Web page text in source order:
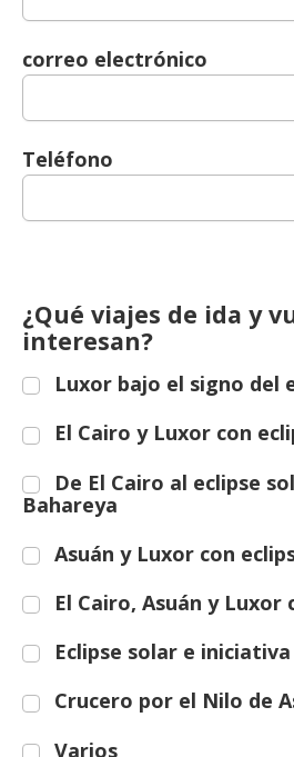
correo electrónico
Teléfono
¿Qué viajes de ida y
interesan?
Luxor bajo el signo del
El Cairo y Luxor con
De El Cairo al eclipse
Bahareya
Asuán y Luxor con
El Cairo, Asuán y Luxor
Eclipse solar e iniciativa
Crucero por el Nilo de
Varios